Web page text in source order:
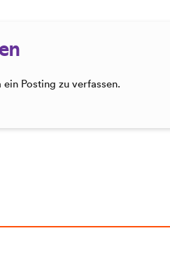
Posting zu verfassen.